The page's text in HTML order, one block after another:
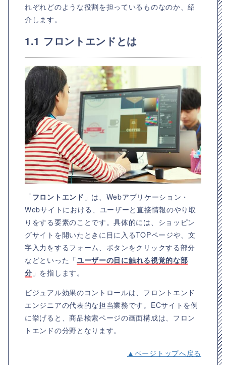
れぞれどのような役割を担っているものなのか、紹
介します。
1.1 フロントエンドとは
「フロントエンド 」は、Webアプリケーション・
Webサイトにおける、ユーザーと直接情報のやり取
りをする要素のことです。具体的には、ショッピン
グサイトを開いたときに目に入るTOPページや、文
字入力をするフォーム、ボタンをクリックする部分
などといった「ユーザーの目に触れる視覚的な部
分 」を指します。
ビジュアル効果のコントロールは、フロントエンド
エンジニアの代表的な担当業務です。ECサイトを例
に挙げると、商品検索ページの画面構成は、フロン
トエンドの分野となります。
▲ページトップへ戻る